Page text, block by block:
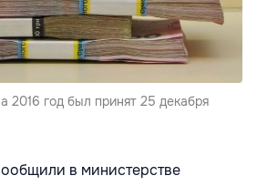
2016 год был принят 25 декабря
в министерстве